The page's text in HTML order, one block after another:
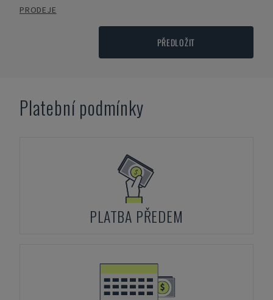
PRODEJE
PŘEDLOŽIT
Platební podmínky
PLATBA PŘEDEM